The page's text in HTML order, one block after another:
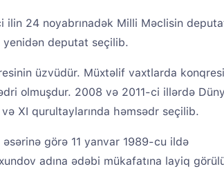
ilin 24 noyabrınadək Milli Məclisin
deputat seçilib.
üzvüdür. Müxtəlif vaxtlarda
olmuşdur. 2008 və 2011-ci illərdə
XI qurultaylarında həmsədr seçilib.
görə 11 yanvar 1989-cu ildə
adına ədəbi mükafatına layiq